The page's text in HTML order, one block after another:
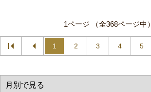
1ページ （全368ページ中）
1 2 3 4 5